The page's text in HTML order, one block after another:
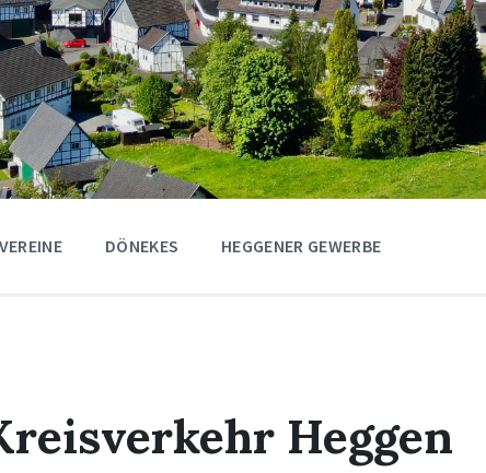
VEREINE DÖNEKES HEGGENER GEWERBE
Heggen